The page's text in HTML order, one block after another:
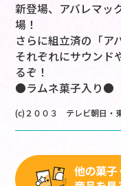
新登場、アバレマッ
場！
さらに組立済の「ア
それぞれにサウンド
るぞ！
●ラムネ菓子入り●
(c)２００３ テレビ朝日・